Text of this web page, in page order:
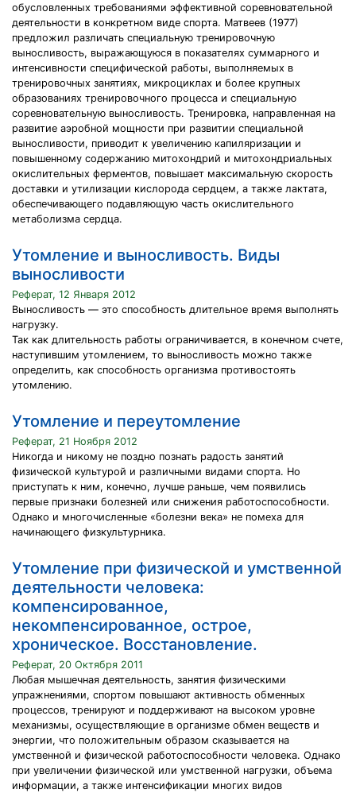
обусловленных требованиями эффективной соревновательной
деятельности в конкретном виде спорта. Матвеев (1977)
предложил различать специальную тренировочную
выносливость, выражающуюся в показателях суммарного и
интенсивности специфической работы, выполняемых в
тренировочных занятиях, микроциклах и более крупных
образованиях тренировочного процесса и специальную
соревновательную выносливость. Тренировка, направленная на
развитие аэробной мощности при развитии специальной
выносливости, приводит к увеличению капиляризации и
повышенному содержанию митохондрий и митохондриальных
окислительных ферментов, повышает максимальную скорость
доставки и утилизации кислорода сердцем, а также лактата,
обеспечивающего подавляющую часть окислительного
метаболизма сердца.
Утомление и выносливость. Виды
выносливости
Реферат, 12 Января 2012
Выносливость — это способность длительное время выполнять
нагрузку.
Так как длительность работы ограничивается, в конечном счете,
наступившим утомлением, то выносливость можно также
определить, как способность организма противостоять
утомлению.
Утомление и переутомление
Реферат, 21 Ноября 2012
Никогда и никому не поздно познать радость занятий
физической культурой и различными видами спорта. Но
приступать к ним, конечно, лучше раньше, чем появились
первые признаки болезней или снижения работоспособности.
Однако и многочисленные «болезни века» не помеха для
начинающего физкультурника.
Утомление при физической и умственной
деятельности человека:
компенсированное,
некомпенсированное, острое,
хроническое. Восстановление.
Реферат, 20 Октября 2011
Любая мышечная деятельность, занятия физическими
упражнениями, спортом повышают активность обменных
процессов, тренируют и поддерживают на высоком уровне
механизмы, осуществляющие в организме обмен веществ и
энергии, что положительным образом сказывается на
умственной и физической работоспособности человека. Однако
при увеличении физической или умственной нагрузки, объема
информации, а также интенсификации многих видов